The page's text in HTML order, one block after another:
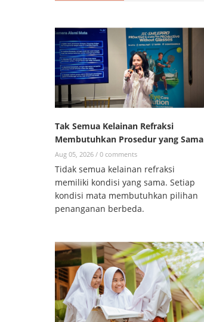
Tak Semua Kelainan Refraksi
Membutuhkan Prosedur yang Sama
Aug 05, 2026 / 0 comments
Tidak semua kelainan refraksi
memiliki kondisi yang sama. Setiap
kondisi mata membutuhkan pilihan
penanganan berbeda.